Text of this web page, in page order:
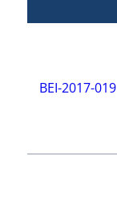
BEI-2017-019